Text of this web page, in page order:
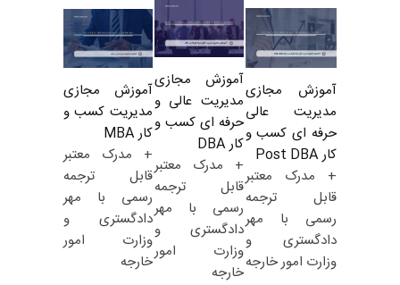
آموزش مجازی
مدیریت عالی
حرفه ای کسب و
کار Post DBA
+ مدرک معتبر
قابل ترجمه
رسمی با مهر
دادگستری و
وزارت امور خارجه
آموزش مجازی
مدیریت عالی و
حرفه ای کسب و
کار DBA
+ مدرک معتبر
قابل ترجمه
رسمی با مهر
دادگستری و
وزارت امور
خارجه
آموزش مجازی
مدیریت کسب و
کار MBA
+ مدرک معتبر
قابل ترجمه
رسمی با مهر
دادگستری و
وزارت امور
خارجه